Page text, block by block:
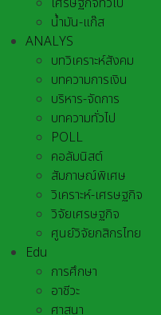
น้ำมัน-แก๊ส
ANALYS
บทวิเคราะห์สังคม
บทความการเงิน
บริหาร-จัดการ
บทความทั่วไป
POLL
คอลัมนิสต์
สัมภาษณ์พิเศษ
วิเคราะห์-เศรษฐกิจ
วิจัยเศรษฐกิจ
ศูนย์วิจัยกสิกรไทย
Edu
การศึกษา
อาชีวะ
ศาสนา